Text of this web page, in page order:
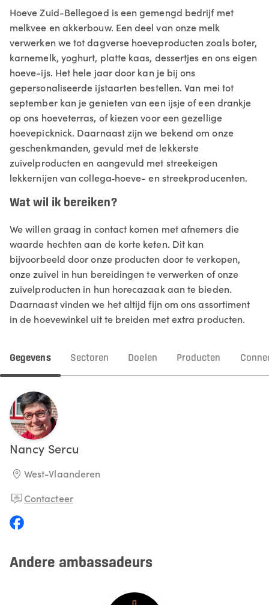
Hoeve Zuid-Bellegoed is een gemengd bedrijf met
melkvee en akkerbouw. Een deel van onze melk
verwerken we tot dagverse hoeveproducten zoals boter,
karnemelk, yoghurt, platte kaas, dessertjes en ons eigen
hoeve-ijs. Het hele jaar door kan je bij ons
gepersonaliseerde ijstaarten bestellen. Van mei tot
september kan je genieten van een ijsje of een drankje
op ons hoeveterras, of kiezen voor een gezellige
hoevepicknick. Daarnaast zijn we bekend om onze
geschenkmanden, gevuld met de lekkerste
zuivelproducten en aangevuld met streekeigen
lekkernijen van collega‑hoeve- en streekproducenten.
Wat wil ik bereiken?
We willen graag in contact komen met afnemers die
waarde hechten aan de korte keten. Dit kan
bijvoorbeeld door onze producten door te verkopen,
onze zuivel in hun bereidingen te verwerken of onze
zuivelproducten in hun horecazaak aan te bieden.
Daarnaast vinden we het altijd fijn om ons assortiment
in de hoevewinkel uit te breiden met extra producten.
Gegevens Sectoren Doelen Producten
Nancy Sercu
West-Vlaanderen
Contacteer
Andere ambassadeurs